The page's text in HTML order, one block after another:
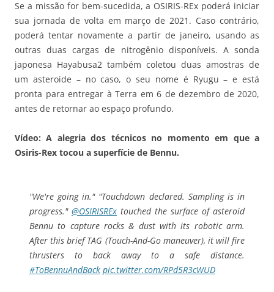
Se a missão for bem-sucedida, a OSIRIS-REx poderá iniciar
sua jornada de volta em março de 2021. Caso contrário,
poderá tentar novamente a partir de janeiro, usando as
outras duas cargas de nitrogênio disponíveis. A sonda
japonesa Hayabusa2 também coletou duas amostras de
um asteroide – no caso, o seu nome é Ryugu – e está
pronta para entregar à Terra em 6 de dezembro de 2020,
antes de retornar ao espaço profundo.
Vídeo: A alegria dos técnicos no momento em que a
Osiris-Rex tocou a superfície de Bennu.
"We're going in." "Touchdown declared. Sampling is in
progress." @OSIRISREx touched the surface of asteroid
Bennu to capture rocks & dust with its robotic arm.
After this brief TAG (Touch-And-Go maneuver), it will fire
thrusters to back away to a safe distance.
#ToBennuAndBack pic.twitter.com/RPd5R3cWUD